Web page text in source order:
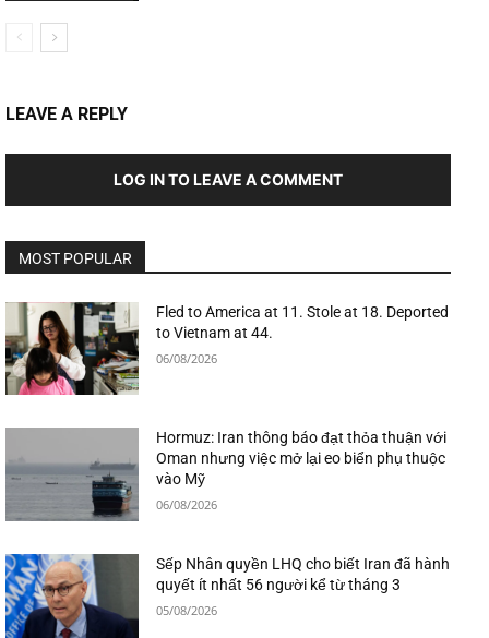
LEAVE A REPLY
LOG IN TO LEAVE A COMMENT
MOST POPULAR
Fled to America at 11. Stole at 18. Deported
to Vietnam at 44.
06/08/2026
Hormuz: Iran thông báo đạt thỏa thuận với
Oman nhưng việc mở lại eo biển phụ thuộc
vào Mỹ
06/08/2026
Sếp Nhân quyền LHQ cho biết Iran đã hành
quyết ít nhất 56 người kể từ tháng 3
05/08/2026